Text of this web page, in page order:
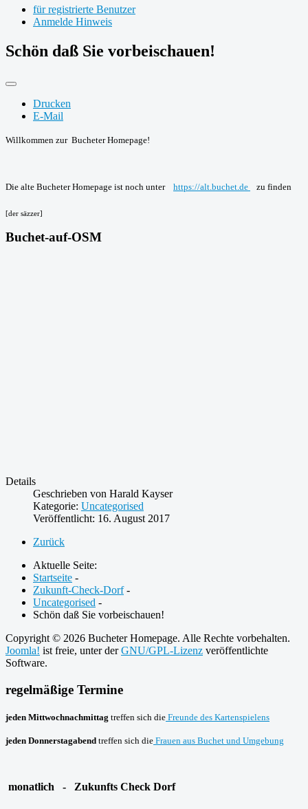
für registrierte Benutzer
Anmelde Hinweis
Schön daß Sie vorbeischauen!
Drucken
E-Mail
Willkommen zur Bucheter Homepage!
Die alte Bucheter Homepage ist noch unter https://alt.buchet.de zu finden
[der säzzer]
Buchet-auf-OSM
Details
Geschrieben von Harald Kayser
Kategorie: Uncategorised
Veröffentlicht: 16. August 2017
Zurück
Aktuelle Seite:
Startseite -
Zukunft-Check-Dorf -
Uncategorised -
Schön daß Sie vorbeischauen!
Copyright © 2026 Bucheter Homepage. Alle Rechte vorbehalten.
Joomla! ist freie, unter derGNU/GPL-Lizenz veröffentlichte
Software.
regelmäßige Termine
jeden Mittwochnachmittag treffen sich die Freunde des Kartenspielens
jeden Donnerstagabend treffen sich die Frauen aus Buchet und Umgebung
monatlich - Zukunfts Check Dorf